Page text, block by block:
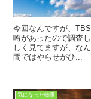
今回なんですが、
噂があったので調査
しく見てますが、な
間ではやらせがひ...
気になった物事